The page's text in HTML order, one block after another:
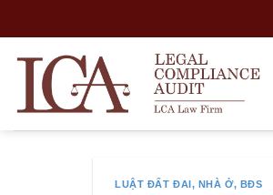
content
LUẬT ĐẤT ĐAI, NHÀ Ở, BĐS